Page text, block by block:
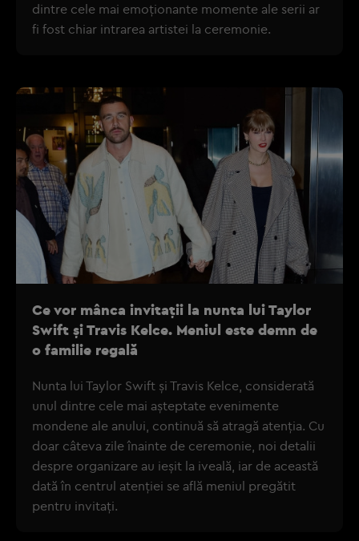
dintre cele mai emoționante momente ale serii ar
fi fost chiar intrarea artistei la ceremonie.
Ce vor mânca invitații la nunta lui Taylor
Swift și Travis Kelce. Meniul este demn de
o familie regală
Nunta lui Taylor Swift și Travis Kelce, considerată
unul dintre cele mai așteptate evenimente
mondene ale anului, continuă să atragă atenția. Cu
doar câteva zile înainte de ceremonie, noi detalii
despre organizare au ieșit la iveală, iar de această
dată în centrul atenției se află meniul pregătit
pentru invitați.